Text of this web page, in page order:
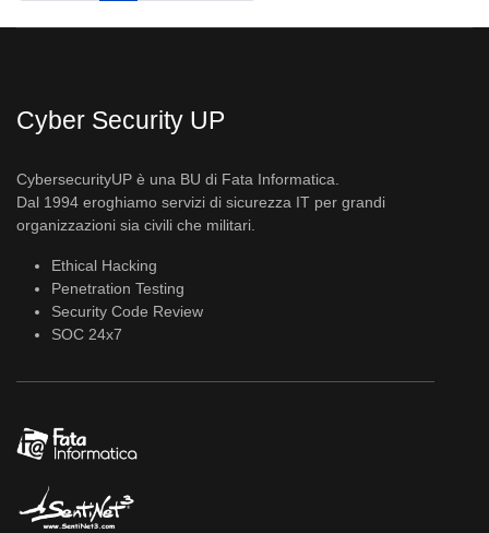
Cyber Security UP
CybersecurityUP è una BU di Fata Informatica.
Dal 1994 eroghiamo servizi di sicurezza IT per grandi
organizzazioni sia civili che militari.
Ethical Hacking
Penetration Testing
Security Code Review
SOC 24x7